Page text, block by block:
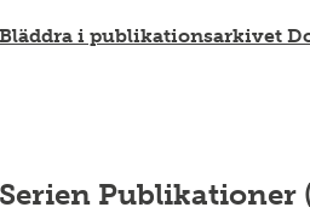
Bläddra i publikationsarkivet
Serien Publikationer